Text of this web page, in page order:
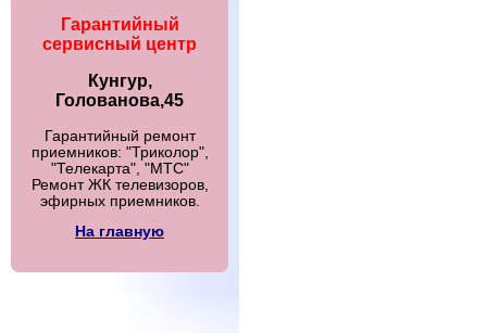
Гарантийный
сервисный центр
Кунгур,
Голованова,45
Гарантийный ремонт
приемников: "Триколор",
"Телекарта", "МТС"
Ремонт ЖК телевизоров,
эфирных приемников.
На главную